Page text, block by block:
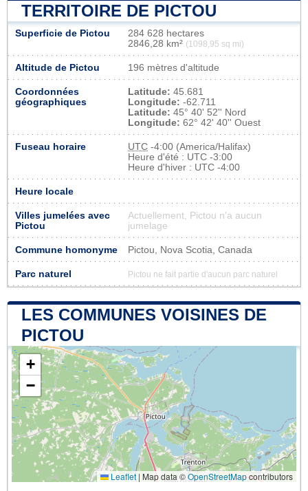
TERRITOIRE DE PICTOU
Superficie de Pictou
284 628 hectares
2846,28 km² (1098,95 sq mi)
Altitude de Pictou 196 mètres d'altitude
Coordonnées
géographiques
Latitude: 45.681
Longitude: -62.711
Latitude: 45° 40' 52'' Nord
Longitude: 62° 42' 40'' Ouest
Fuseau horaire UTC -4:00 (America/Halifax)
Heure d'été : UTC -3:00
Heure d'hiver : UTC -4:00
Heure locale
Villes jumelées avec
Pictou
Actuellement, Pictou n'a aucun
jumelage
Commune homonyme Pictou, Nova Scotia, Canada
Parc naturel Pictou ne fait partie d'aucun parc naturel
LES COMMUNES VOISINES DE
PICTOU
+
−
Leaflet | Map data ©OpenStreetMapcontributors